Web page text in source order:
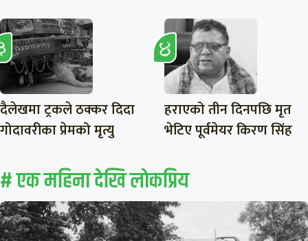
दैलेखमा ट्रकले ठक्कर दिदा
गोदावरीका प्रेमको मृत्यु
हराएको तीन दिनपछि मृत
भेटिए पूर्वमेयर किरण सिंह
# एक महिना देखि लाेकप्रिय